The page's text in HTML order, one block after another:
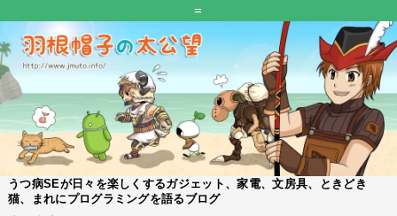
=
うつ病SEが日々を楽しくするガジェット、家電、文房具、ときどき
猫、まれにプログラミングを語るブログ